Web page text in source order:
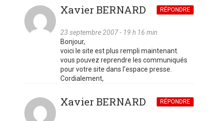
Xavier BERNARD
23 septembre 2007 - 19 h 16 min
RÉPONDRE
Bonjour,
voici le site est plus rempli maintenant.
vous pouvez reprendre les communiqués
pour votre site dans l’espace presse.
Cordialement,
Xavier BERNARD RÉPONDRE